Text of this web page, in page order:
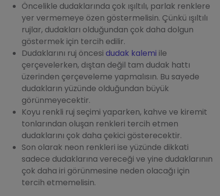
Öncelikle dudaklarında çok ışıltılı, parlak renklere
yer vermemeye özen göstermelisin. Çünkü ışıltılı
rujlar, dudakları olduğundan çok daha dolgun
göstermek için tercih edilir.
Dudaklarını ruj öncesi dudak kalemi ile
çerçevelerken, dıştan değil tam dudak hattı
üzerinden çerçeveleme yapmalısın. Bu sayede
dudakların yüzünde olduğundan büyük
görünmeyecektir.
Koyu renkli ruj seçimi yaparken, kahve ve kiremit
tonlarından oluşan renkleri tercih etmen
dudaklarını çok daha çekici gösterecektir.
Son olarak neon renkleri ise yüzünde dikkati
sadece dudaklarına vereceği ve yine dudaklarının
çok daha iri görünmesine neden olacağı için
tercih etmemelisin.